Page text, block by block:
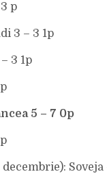
p
3 – 3 1p
3 1p
5 – 7 0p
decembrie): Soveja